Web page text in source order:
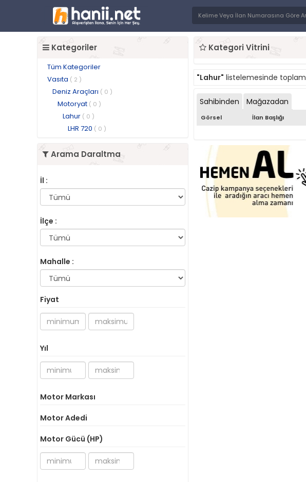
Kategoriler
Tüm Kategoriler
Vasıta ( 2 )
Deniz Araçları ( 0 )
Motoryat ( 0 )
Lahur ( 0 )
LHR 720 ( 0 )
Arama Daraltma
İl :
İlçe :
Mahalle :
Fiyat
Yıl
Motor Markası
Motor Adedi
Motor Gücü (HP)
Kategori Vitrini
"Lahur" listelemesinde toplam
Sahibinden Mağazadan
Görsel İlan Başlığı